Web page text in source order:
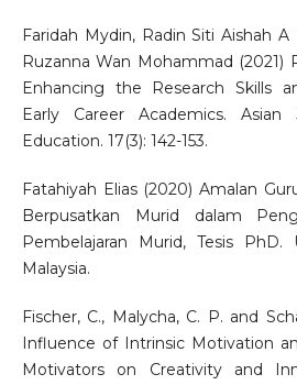
Faridah Mydin, Radin Siti Aishah
Ruzanna Wan Mohammad (2021)
Enhancing the Research Skills
Early Career Academics.
Education. 17(3): 142-153.
Fatahiyah Elias (2020) Amalan
Berpusatkan Murid dalam
Pembelajaran Murid, Tesis PhD.
Malaysia.
Fischer, C., Malycha, C. P. and
Influence of Intrinsic Motivation
Motivators on Creativity and